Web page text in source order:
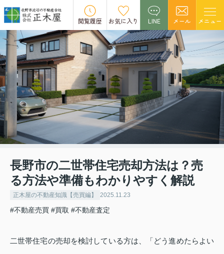
閲覧履歴 お気に入り LINE メール メニュー
長野市の二世帯住宅売却方法は？売
る方法や準備もわかりやすく解説
正木屋の不動産知識【売買編】 2025.11.23
#不動産売買 #買取 #不動産査定
二世帯住宅の売却を検討している方は、「どう進めたらよい